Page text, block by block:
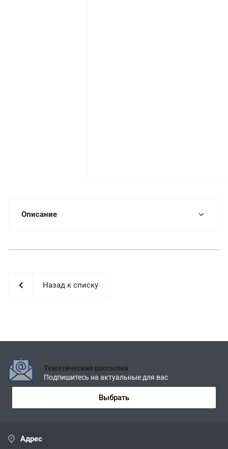
Описание
Назад к списку
Тематические рассылки
Подпишитесь на актуальные для вас
Выбрать
Адрес